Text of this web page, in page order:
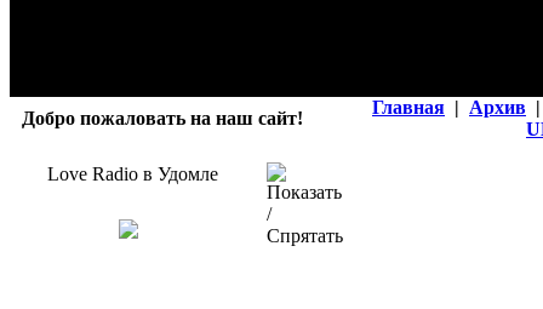
Добро пожаловать на наш сайт!
Главная | Архив |
Love Radio в Удомле